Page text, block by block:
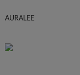
AURALEE